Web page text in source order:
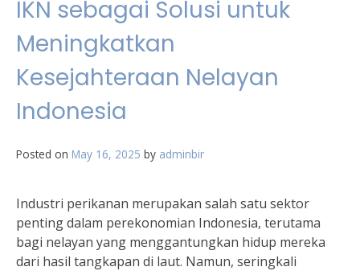
IKN sebagai Solusi untuk
Meningkatkan
Kesejahteraan Nelayan
Indonesia
Posted on May 16, 2025 by adminbir
Industri perikanan merupakan salah satu sektor
penting dalam perekonomian Indonesia, terutama
bagi nelayan yang menggantungkan hidup mereka
dari hasil tangkapan di laut. Namun, seringkali